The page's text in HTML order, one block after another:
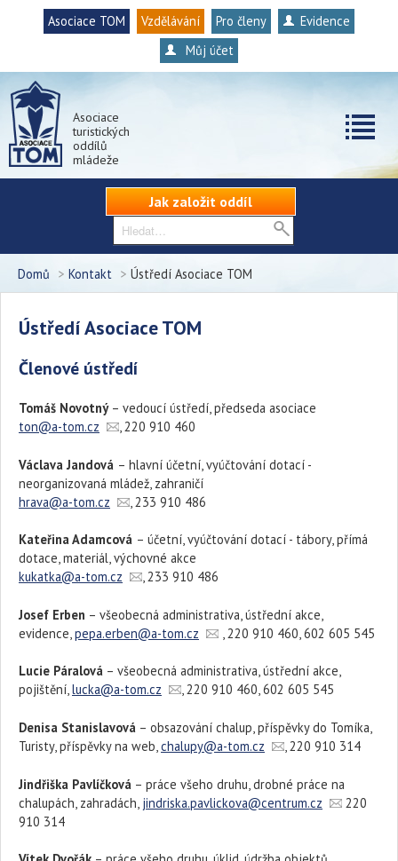
Asociace TOM Vzdělávání Pro členy
Evidence
Můj účet
Asociace
turistických
oddílů
mládeže
Jak založit oddíl
Domů > Kontakt > Ústředí Asociace TOM
Ústředí Asociace TOM
Členové ústředí
Tomáš Novotný– vedoucí ústředí, předseda asociace
ton@a-tom.cz
, 220 910 460
Václava Jandová – hlavní účetní, vyúčtování dotací -
neorganizovaná mládež, zahraničí
hrava@a-tom.cz
, 233 910 486
Kateřina Adamcová – účetní, vyúčtování dotací - tábory, přímá
dotace, materiál, výchovné akce
kukatka@a-tom.cz
, 233 910 486
Josef Erben – všeobecná administrativa, ústřední akce,
evidence, pepa.erben@a-tom.cz , 220 910 460, 602 605 545
Lucie Páralová – všeobecná administrativa, ústřední akce,
pojištění,lucka@a-tom.cz , 220 910 460, 602 605 545
Denisa Stanislavová – obsazování chalup, příspěvky do Tomíka,
Turisty, příspěvky na web,chalupy@a-tom.cz , 220 910 314
Jindřiška Pavlíčková – práce všeho druhu, drobné práce na
chalupách, zahradách, jindriska.pavlickova@centrum.cz
220
910 314